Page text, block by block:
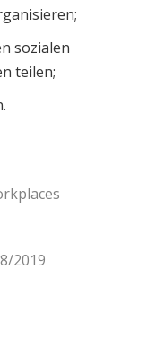
sozialen
teilen;
2019